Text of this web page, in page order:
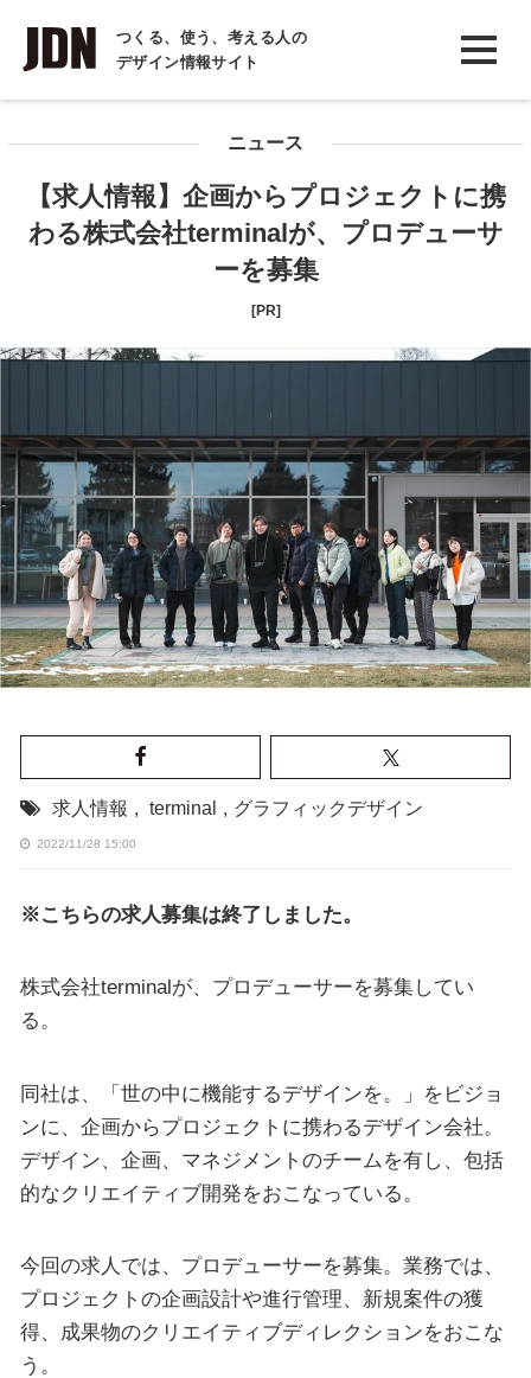
つくる、使う、考える人の
デザイン情報サイト
INTERVIEW
インタビュー
COLUMN
ニュース
【求人情報】企画からプロジェクトに携
わる株式会社terminalが、プロデューサ
ーを募集
[PR]
求人情報 , terminal , グラフィックデザイン
2022/11/28 15:00
※こちらの求人募集は終了しました。
株式会社terminalが、プロデューサーを募集してい
る。
同社は、「世の中に機能するデザインを。」をビジョ
ンに、企画からプロジェクトに携わるデザイン会社。
デザイン、企画、マネジメントのチームを有し、包括
的なクリエイティブ開発をおこなっている。
今回の求人では、プロデューサーを募集。業務では、
プロジェクトの企画設計や進行管理、新規案件の獲
得、成果物のクリエイティブディレクションをおこな
う。